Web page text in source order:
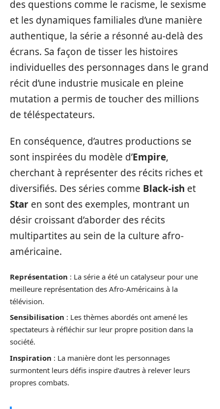
des questions comme le racisme, le sexisme
et les dynamiques familiales d’une manière
authentique, la série a résonné au-delà des
écrans. Sa façon de tisser les histoires
individuelles des personnages dans le grand
récit d’une industrie musicale en pleine
mutation a permis de toucher des millions
de téléspectateurs.
En conséquence, d’autres productions se
sont inspirées du modèle d’Empire,
cherchant à représenter des récits riches et
diversifiés. Des séries comme Black-ish et
Star en sont des exemples, montrant un
désir croissant d’aborder des récits
multipartites au sein de la culture afro-
américaine.
Représentation : La série a été un catalyseur pour une
meilleure représentation des Afro-Américains à la
télévision.
Sensibilisation : Les thèmes abordés ont amené les
spectateurs à réfléchir sur leur propre position dans la
société.
Inspiration : La manière dont les personnages
surmontent leurs défis inspire d’autres à relever leurs
propres combats.